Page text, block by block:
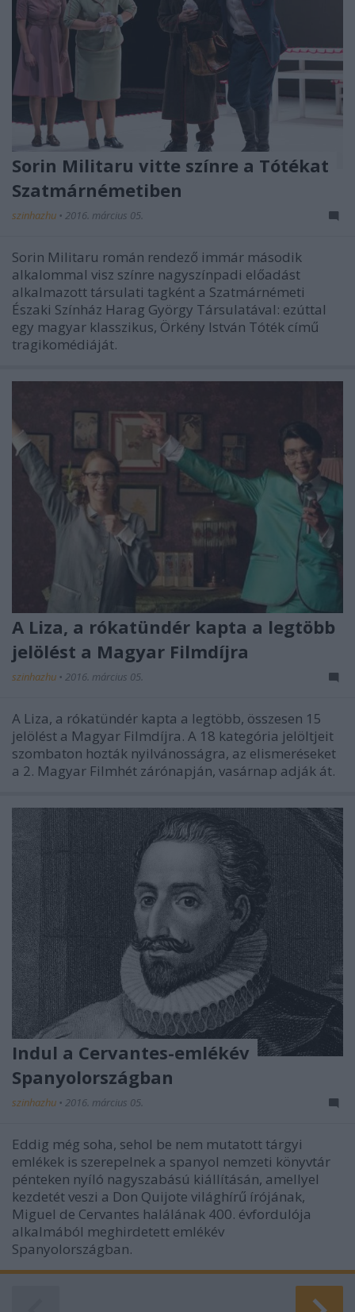
Sorin Militaru vitte színre a Tótékat
Szatmárnémetiben
szinhazhu • 2016. március 05.
Sorin Militaru román rendező immár második
alkalommal visz színre nagyszínpadi előadást
alkalmazott társulati tagként a Szatmárnémeti
Északi Színház Harag György Társulatával: ezúttal
egy magyar klasszikus, Örkény István Tóték című
tragikomédiáját.
A Liza, a rókatündér kapta a legtöbb
jelölést a Magyar Filmdíjra
szinhazhu • 2016. március 05.
A Liza, a rókatündér kapta a legtöbb, összesen 15
jelölést a Magyar Filmdíjra. A 18 kategória jelöltjeit
szombaton hozták nyilvánosságra, az elismeréseket
a 2. Magyar Filmhét zárónapján, vasárnap adják át.
Indul a Cervantes-emlékév
Spanyolországban
szinhazhu • 2016. március 05.
Eddig még soha, sehol be nem mutatott tárgyi
emlékek is szerepelnek a spanyol nemzeti könyvtár
pénteken nyíló nagyszabású kiállításán, amellyel
kezdetét veszi a Don Quijote világhírű írójának,
Miguel de Cervantes halálának 400. évfordulója
alkalmából meghirdetett emlékév
Spanyolországban.